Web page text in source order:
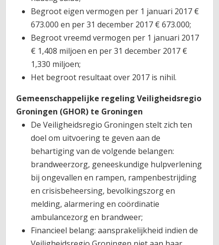
Begroot eigen vermogen per 1 januari 2017 €
673.000 en per 31 december 2017 € 673.000;
Begroot vreemd vermogen per 1 januari 2017
€ 1,408 miljoen en per 31 december 2017 €
1,330 miljoen;
Het begroot resultaat over 2017 is nihil.
Gemeenschappelijke regeling Veiligheidsregio
Groningen (GHOR) te Groningen
De Veiligheidsregio Groningen stelt zich ten
doel om uitvoering te geven aan de
behartiging van de volgende belangen:
brandweerzorg, geneeskundige hulpverlening
bij ongevallen en rampen, rampenbestrijding
en crisisbeheersing, bevolkingszorg en
melding, alarmering en coördinatie
ambulancezorg en brandweer;
Financieel belang: aansprakelijkheid indien de